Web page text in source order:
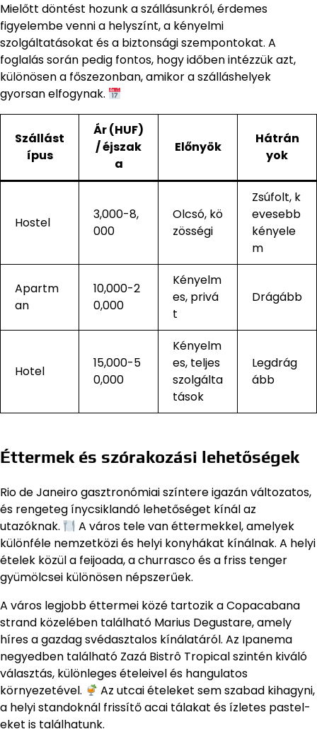
Mielőtt döntést hozunk a szállásunkról, érdemes
figyelembe venni a helyszínt, a kényelmi
szolgáltatásokat és a biztonsági szempontokat. A
foglalás során pedig fontos, hogy időben intézzük azt,
különösen a főszezonban, amikor a szálláshelyek
gyorsan elfogynak.
Szállást
ípus
Ár (HUF)
/ éjszak
a
Előnyök
Hátrán
yok
Hostel
3,000-8,
000
Olcsó, kö
zösségi
Zsúfolt, k
evesebb
kényele
m
Apartm
an
10,000-2
0,000
Kényelm
es, privá
t
Drágább
Hotel
15,000-5
0,000
Kényelm
es, teljes
szolgálta
tások
Legdrág
ább
Éttermek és szórakozási lehetőségek
Rio de Janeiro gasztronómiai színtere igazán változatos,
és rengeteg ínycsiklandó lehetőséget kínál az
utazóknak.
A város tele van éttermekkel, amelyek
különféle nemzetközi és helyi konyhákat kínálnak. A helyi
ételek közül a feijoada, a churrasco és a friss tenger
gyümölcsei különösen népszerűek.
A város legjobb éttermei közé tartozik a Copacabana
strand közelében található Marius Degustare, amely
híres a gazdag svédasztalos kínálatáról. Az Ipanema
negyedben található Zazá Bistrô Tropical szintén kiváló
választás, különleges ételeivel és hangulatos
környezetével.
Az utcai ételeket sem szabad kihagyni,
a helyi standoknál frissítő acai tálakat és ízletes pastel-
eket is találhatunk.